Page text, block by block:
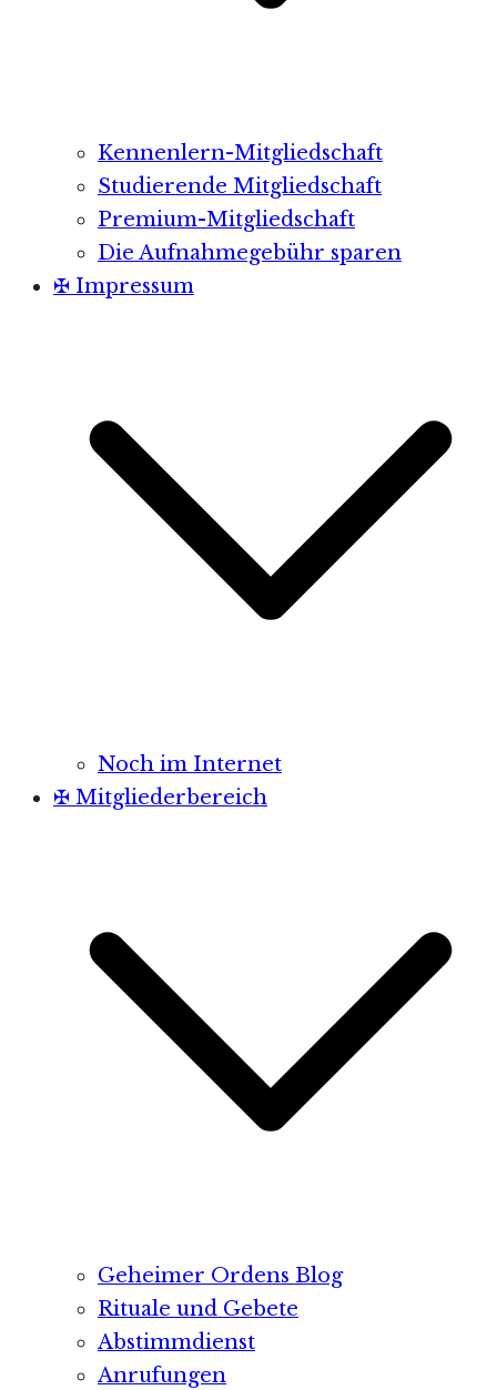
Kennenlern-Mitgliedschaft
Studierende Mitgliedschaft
Premium-Mitgliedschaft
Die Aufnahmegebühr sparen
✠ Impressum
Noch im Internet
✠ Mitgliederbereich
Geheimer Ordens Blog
Rituale und Gebete
Abstimmdienst
Anrufungen